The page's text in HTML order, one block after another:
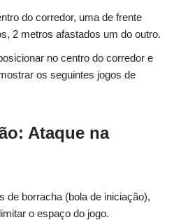
do corredor, uma de frente
2 metros afastados um do outro.
no centro do corredor e
os seguintes jogos de
Ataque na
de borracha (bola de iniciação),
o espaço do jogo.